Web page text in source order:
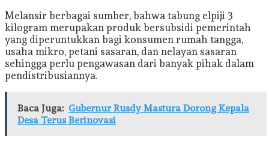
Melansir berbagai sumber, bahwa tabung elpiji 3
kilogram merupakan produk bersubsidi pemerintah
yang diperuntukkan bagi konsumen rumah tangga,
usaha mikro, petani sasaran, dan nelayan sasaran
sehingga perlu pengawasan dari banyak pihak dalam
pendistribusiannya.
Baca Juga: Gubernur Rusdy Mastura Dorong Kepala
Desa Terus Berinovasi